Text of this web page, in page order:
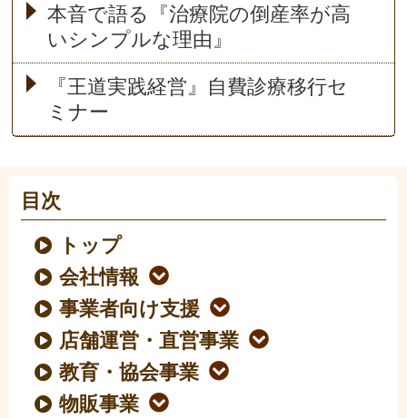
本音で語る『治療院の倒産率が高
いシンプルな理由』
『王道実践経営』自費診療移行セ
ミナー
目次
トップ
会社情報
事業者向け支援
店舗運営・直営事業
教育・協会事業
物販事業